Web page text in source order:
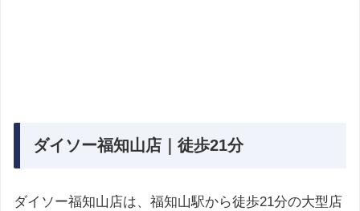
ダイソー福知山店｜徒歩21分
ダイソー福知山店は、福知山駅から徒歩21分の大型店